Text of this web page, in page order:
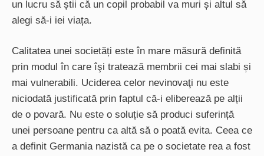
un lucru să știi că un copil probabil va muri și altul să
alegi să-i iei viața.
Calitatea unei societăți este în mare măsură definită
prin modul în care îşi tratează membrii cei mai slabi și
mai vulnerabili. Uciderea celor nevinovaţi nu este
niciodată justificată prin faptul că-i eliberează pe alții
de o povară. Nu este o soluție să produci suferință
unei persoane pentru ca altă să o poată evita. Ceea ce
a definit Germania nazistă ca pe o societate rea a fost